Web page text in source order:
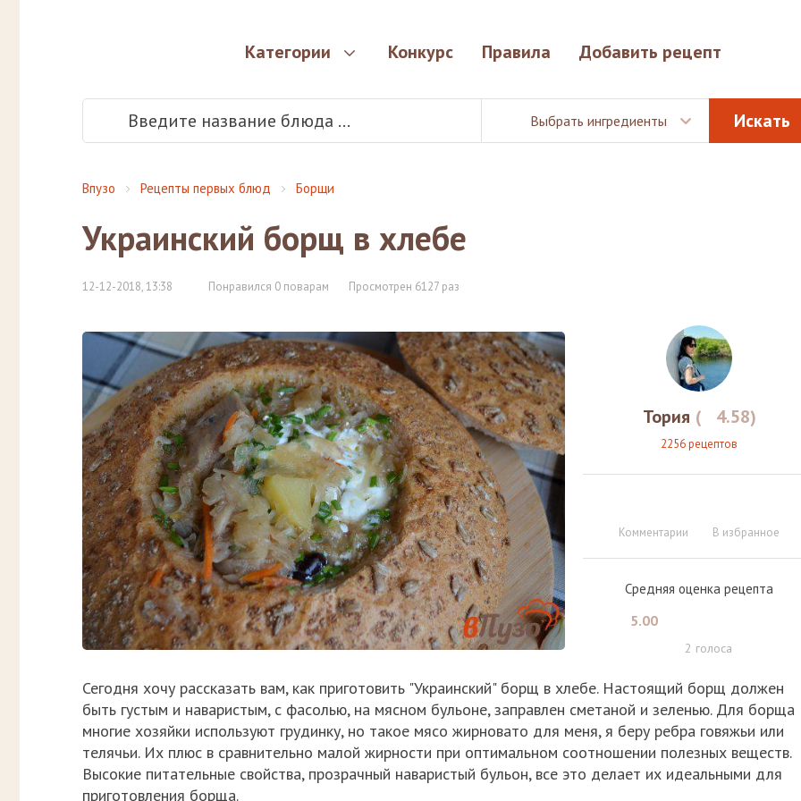
Категории Конкурс Правила Добавить рецепт
Выбрать ингредиенты
Впузо Рецепты первых блюд Борщи
Украинский борщ в хлебе
12-12-2018, 13:38 Понравился 0 поварам Просмотрен 6127 раз
Тория ( 4.58)
2256 рецептов
Комментарии В избранное
Средняя оценка рецепта
5.00
2 голоса
Сегодня хочу рассказать вам, как приготовить "Украинский" борщ в хлебе. Настоящий борщ должен
быть густым и наваристым, с фасолью, на мясном бульоне, заправлен сметаной и зеленью. Для борща
многие хозяйки используют грудинку, но такое мясо жирновато для меня, я беру ребра говяжьи или
телячьи. Их плюс в сравнительно малой жирности при оптимальном соотношении полезных веществ.
Высокие питательные свойства, прозрачный наваристый бульон, все это делает их идеальными для
приготовления борща.